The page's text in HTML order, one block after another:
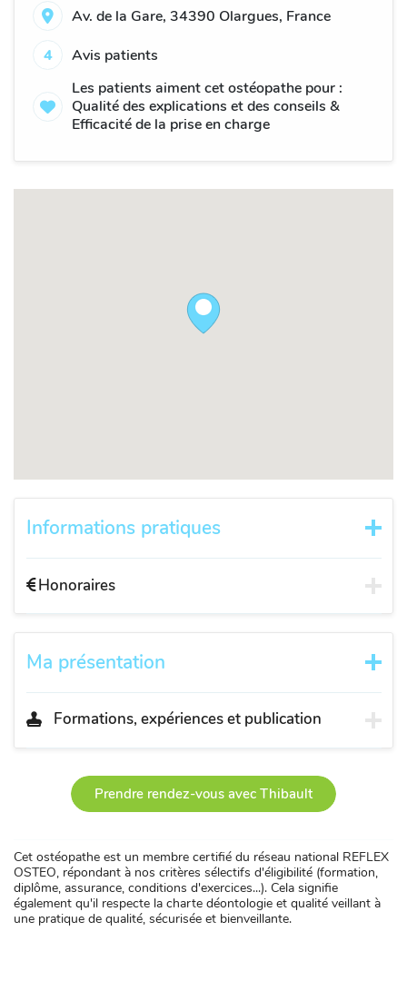
Av. de la Gare, 34390 Olargues, France
4
Avis patients
Les patients aiment cet ostéopathe pour :
Qualité des explications et des conseils &
Efficacité de la prise en charge
Informations pratiques
Honoraires
Ma présentation
Formations, expériences et publication
Prendre rendez-vous avec Thibault
Cet ostéopathe est un membre certifié du réseau national REFLEX
OSTEO, répondant à nos critères sélectifs d'éligibilité (formation,
diplôme, assurance, conditions d'exercices...). Cela signifie
également qu'il respecte la charte déontologie et qualité veillant à
une pratique de qualité, sécurisée et bienveillante.